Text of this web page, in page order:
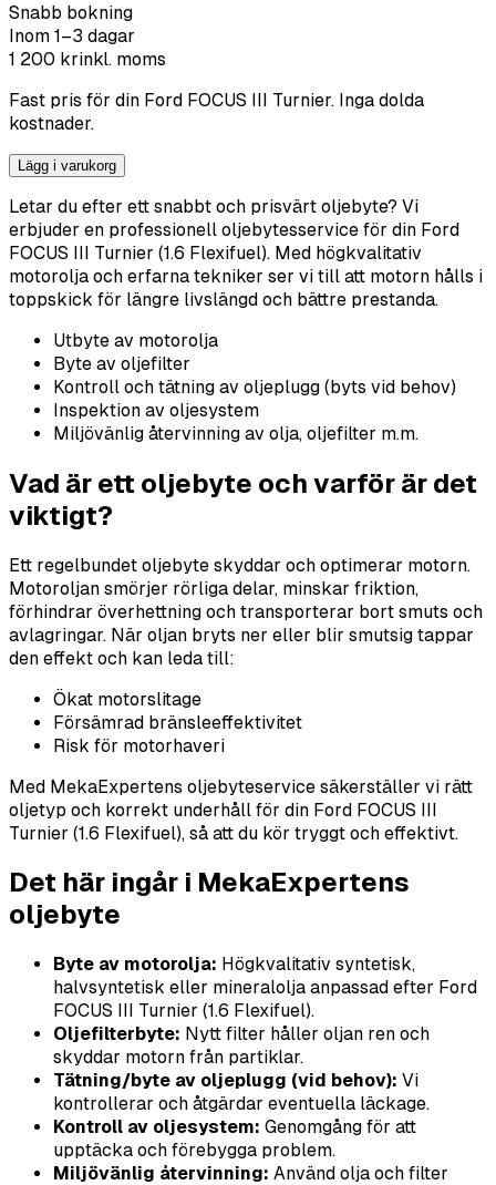
Snabb bokning
Inom 1–3 dagar
1 200 krinkl. moms
Fast pris för din Ford FOCUS III Turnier. Inga dolda
kostnader.
Lägg i varukorg
Letar du efter ett snabbt och prisvärt oljebyte? Vi
erbjuder en professionell oljebytesservice för din Ford
FOCUS III Turnier (1.6 Flexifuel). Med högkvalitativ
motorolja och erfarna tekniker ser vi till att motorn hålls i
toppskick för längre livslängd och bättre prestanda.
Utbyte av motorolja
Byte av oljefilter
Kontroll och tätning av oljeplugg (byts vid behov)
Inspektion av oljesystem
Miljövänlig återvinning av olja, oljefilter m.m.
Vad är ett oljebyte och varför är det
viktigt?
Ett regelbundet oljebyte skyddar och optimerar motorn.
Motoroljan smörjer rörliga delar, minskar friktion,
förhindrar överhettning och transporterar bort smuts och
avlagringar. När oljan bryts ner eller blir smutsig tappar
den effekt och kan leda till:
Ökat motorslitage
Försämrad bränsleeffektivitet
Risk för motorhaveri
Med MekaExpertens oljebyteservice säkerställer vi rätt
oljetyp och korrekt underhåll för din Ford FOCUS III
Turnier (1.6 Flexifuel), så att du kör tryggt och effektivt.
Det här ingår i MekaExpertens
oljebyte
Byte av motorolja: Högkvalitativ syntetisk,
halvsyntetisk eller mineralolja anpassad efter Ford
FOCUS III Turnier (1.6 Flexifuel).
Oljefilterbyte: Nytt filter håller oljan ren och
skyddar motorn från partiklar.
Tätning/byte av oljeplugg (vid behov): Vi
kontrollerar och åtgärdar eventuella läckage.
Kontroll av oljesystem: Genomgång för att
upptäcka och förebygga problem.
Miljövänlig återvinning: Använd olja och filter